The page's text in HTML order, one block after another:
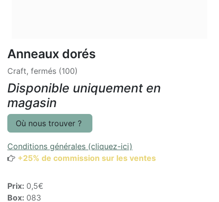
Anneaux dorés
Craft, fermés (100)
Disponible uniquement en
magasin
Où nous trouver ?
Conditions générales (cliquez-ici)
+25% de commission sur les ventes
Prix: 0,5€
Box: 083